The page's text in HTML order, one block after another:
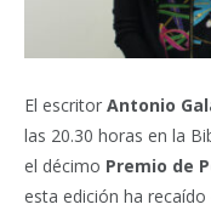
El escritor Antonio
las 20.30 horas en la
el décimo Premio de
esta edición ha